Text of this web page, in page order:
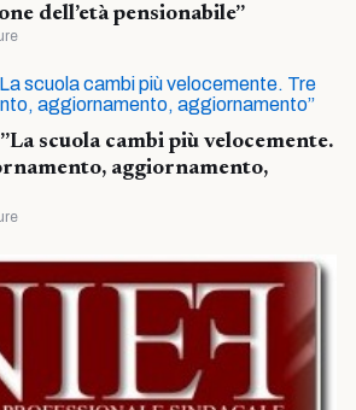
dell’età pensionabile”
scuola cambi più velocemente.
aggiornamento,